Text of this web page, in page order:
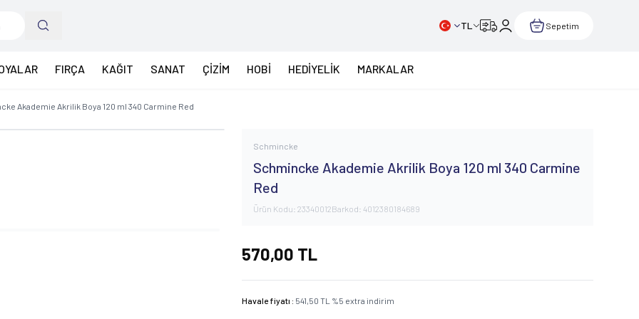
TL Sepetim
FIRÇA KAĞIT SANAT ÇİZİM HOBİ HEDİYELİK MARKALAR
Akademie Akrilik Boya 120 ml 340 Carmine Red
Schmincke
Schmincke Akademie Akrilik Boya 120 ml 340 Carmine
Red
Ürün Kodu:23340012Barkod:4012380184689
570,00 TL
Havale fiyatı : 541,50 TL %5 extra indirim